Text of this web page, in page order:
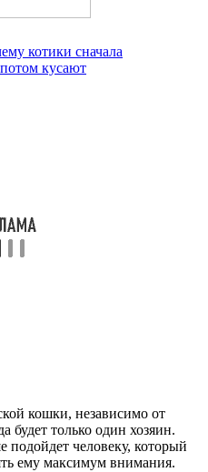
котики сначала
кусают
кошки, независимо от
будет только один хозяин.
человеку, который
ему максимум внимания.